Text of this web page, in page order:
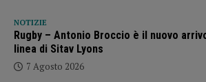
NOTIZIE
Rugby – Antonio Broccio è il nuovo
linea di Sitav Lyons
7 Agosto 2026